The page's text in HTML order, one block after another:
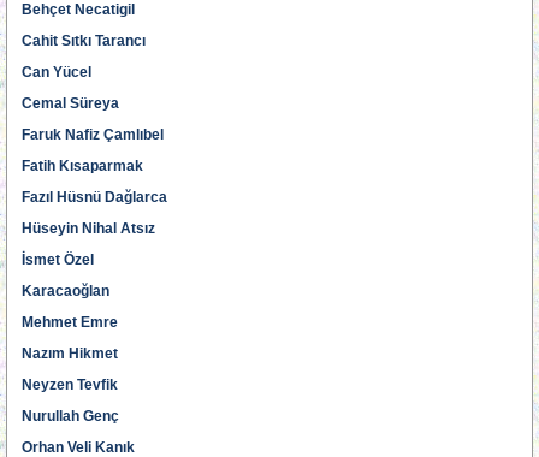
Behçet Necatigil
Cahit Sıtkı Tarancı
Can Yücel
Cemal Süreya
Faruk Nafiz Çamlıbel
Fatih Kısaparmak
Fazıl Hüsnü Dağlarca
Hüseyin Nihal Atsız
İsmet Özel
Karacaoğlan
Mehmet Emre
Nazım Hikmet
Neyzen Tevfik
Nurullah Genç
Orhan Veli Kanık